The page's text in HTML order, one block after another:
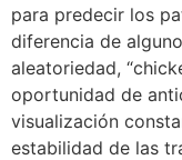
para predecir los
diferencia de
aleatoriedad,
oportunidad de
visualización
estabilidad de las